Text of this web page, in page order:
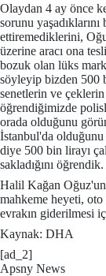
Olaydan 4 ay önce
sorunu
ettiremediklerini,
üzerine aracı ona
bozuk olan lüks
söyleyip bizden 500
senetlerin ve
öğrendiğimizde
orada olduğunu
İstanbul'da
diye 500 bin lirayı
sakladığını
Halil Kağan
mahkeme heyeti,
evrakın giderilmesi
Kaynak: DHA
[ad_2]
Apsny News